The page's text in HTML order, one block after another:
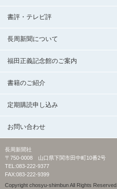
書評・テレビ評
長周新聞について
福田正義記念館のご案内
書籍のご紹介
定期購読申し込み
お問い合わせ
長周新聞社
〒750-0008 山口県下関市田中町10番2号
TEL:083-222-9377
FAX:083-222-9399
Copyright chosyu-shimbun All Rights Reserved.